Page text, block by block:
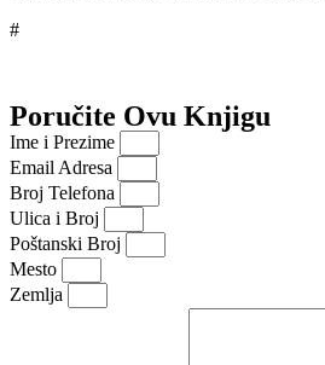
#
Poručite Ovu Knjigu
Ime i Prezime
Email Adresa
Broj Telefona
Ulica i Broj
Poštanski Broj
Mesto
Zemlja